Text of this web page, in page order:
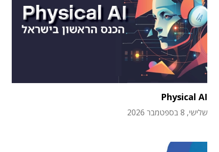
Physical AI
שלישי, 8 בספטמבר 2026